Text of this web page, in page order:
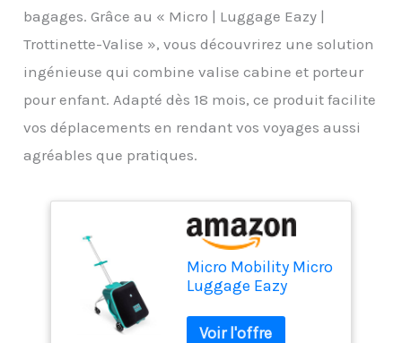
bagages. Grâce au « Micro | Luggage Eazy |
Trottinette-Valise », vous découvrirez une solution
ingénieuse qui combine valise cabine et porteur
pour enfant. Adapté dès 18 mois, ce produit facilite
vos déplacements en rendant vos voyages aussi
agréables que pratiques.
Micro Mobility Micro
Luggage Eazy
Vert